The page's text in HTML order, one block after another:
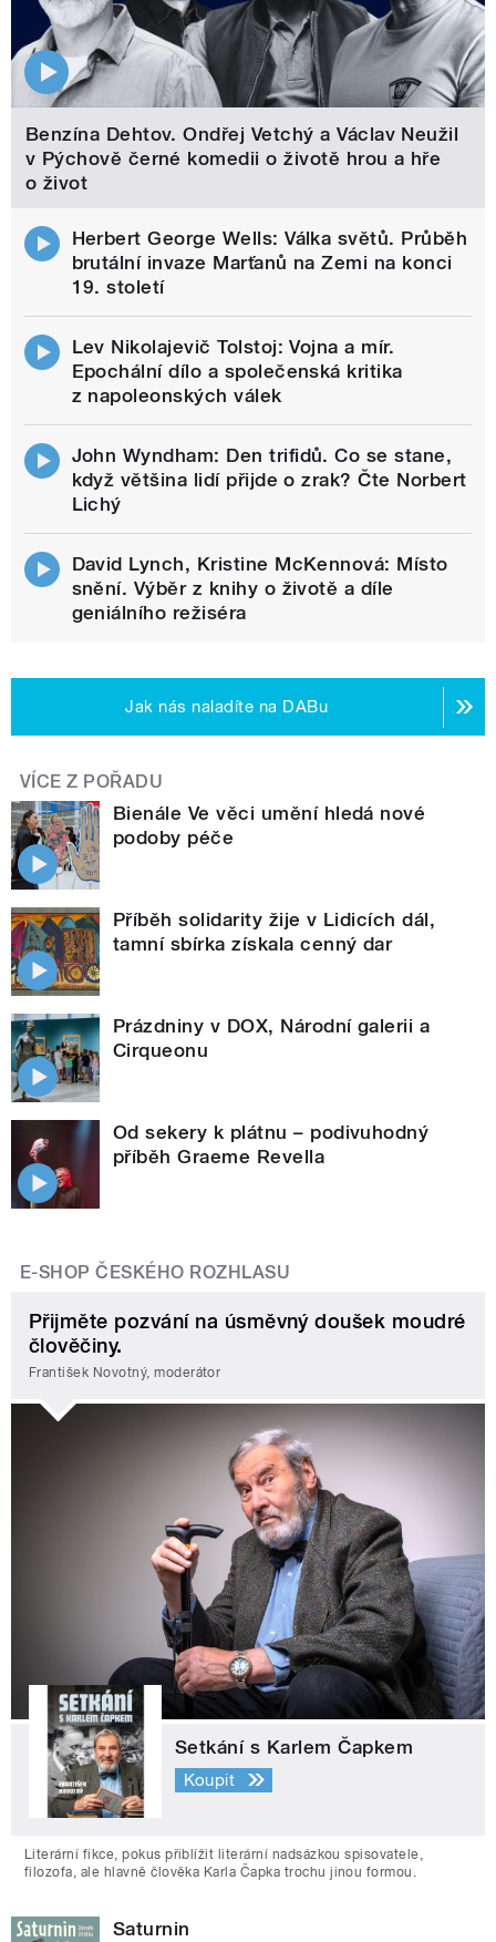
Benzína Dehtov. Ondřej Vetchý a Václav Neužil
v Pýchově černé komedii o životě hrou a hře
o život
Herbert George Wells: Válka světů. Průběh
brutální invaze Marťanů na Zemi na konci
19. století
Lev Nikolajevič Tolstoj: Vojna a mír.
Epochální dílo a společenská kritika
z napoleonských válek
John Wyndham: Den trifidů. Co se stane,
když většina lidí přijde o zrak? Čte Norbert
Lichý
David Lynch, Kristine McKennová: Místo
snění. Výběr z knihy o životě a díle
geniálního režiséra
Jak nás naladíte na DABu
VÍCE Z POŘADU
Bienále Ve věci umění hledá nové
podoby péče
Příběh solidarity žije v Lidicích dál,
tamní sbírka získala cenný dar
Prázdniny v DOX, Národní galerii a
Cirqueonu
Od sekery k plátnu – podivuhodný
příběh Graeme Revella
E-SHOP ČESKÉHO ROZHLASU
Přijměte pozvání na úsměvný doušek moudré
člověčiny.
František Novotný, moderátor
Setkání s Karlem Čapkem
Koupit
Literární fikce, pokus přiblížit literární nadsázkou spisovatele,
filozofa, ale hlavně člověka Karla Čapka trochu jinou formou.
Saturnin